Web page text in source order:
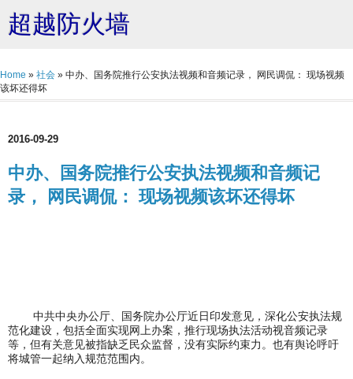
超越防火墙
Home » 社会 » 中办、国务院推行公安执法视频和音频记录， 网民调侃： 现场视频
该坏还得坏
2016-09-29
中办、国务院推行公安执法视频和音频记
录， 网民调侃： 现场视频该坏还得坏
中共中央办公厅、国务院办公厅近日印发意见，深化公安执法规
范化建设，包括全面实现网上办案，推行现场执法活动视音频记录
等，但有关意见被指缺乏民众监督，没有实际约束力。也有舆论呼吁
将城管一起纳入规范范围内。